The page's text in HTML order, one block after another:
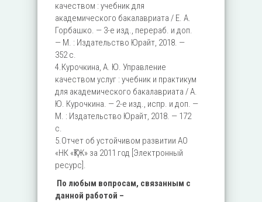
качеством : учебник для
академического бакалавриата / Е. А.
Горбашко. — 3-е изд., перераб. и доп.
— М. : Издательство Юрайт, 2018. —
352 с.
4.Курочкина, А. Ю. Управление
качеством услуг : учебник и практикум
для академического бакалавриата / А.
Ю. Курочкина. — 2-е изд., испр. и доп. —
М. : Издательство Юрайт, 2018. — 172
с.
5.Отчет об устойчивом развитии АО
«НК «ҚТЖ» за 2011 год [Электронный
ресурс].
По любым вопросам, связанным с
данной работой –